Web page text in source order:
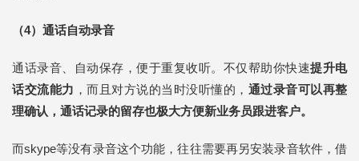
（4）通话自动录音
通话录音、自动保存，便于重复收听。不仅帮助你快速提升电
话交流能力 ，而且对方说的当时没听懂的， 通过录音可以再整
理确认，通话记录的留存也极大方便新业务员跟进客户。
而skype等没有录音这个功能，往往需要再另安装录音软件，借